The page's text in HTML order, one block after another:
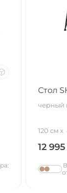
Стол
черный
120 см
12